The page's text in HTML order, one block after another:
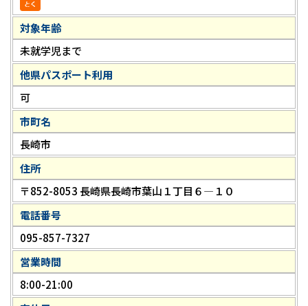
対象年齢
未就学児まで
他県パスポート利用
可
市町名
長崎市
住所
〒852-8053 長崎県長崎市葉山１丁目６―１０
電話番号
095-857-7327
営業時間
8:00-21:00